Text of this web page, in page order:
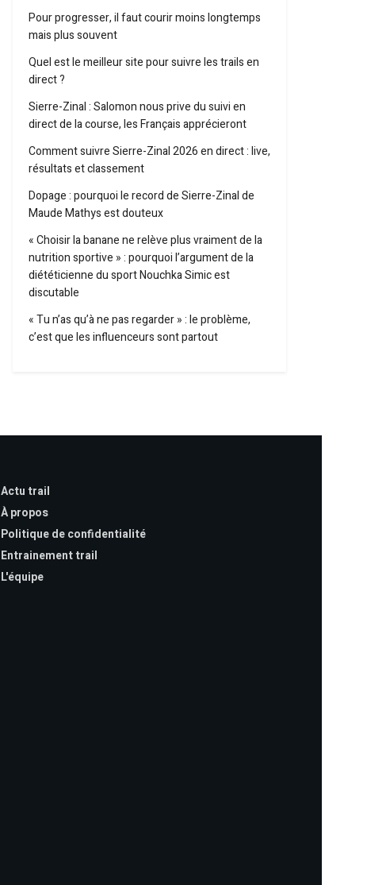
Pour progresser, il faut courir moins longtemps
mais plus souvent
Quel est le meilleur site pour suivre les trails en
direct ?
Sierre-Zinal : Salomon nous prive du suivi en
direct de la course, les Français apprécieront
Comment suivre Sierre-Zinal 2026 en direct : live,
résultats et classement
Dopage : pourquoi le record de Sierre-Zinal de
Maude Mathys est douteux
« Choisir la banane ne relève plus vraiment de la
nutrition sportive » : pourquoi l’argument de la
diététicienne du sport Nouchka Simic est
discutable
« Tu n’as qu’à ne pas regarder » : le problème,
c’est que les influenceurs sont partout
Actu trail
À propos
Politique de confidentialité
Entrainement trail
L'équipe